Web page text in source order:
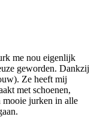
me nou eigenlijk
geworden. Dankzij
Ze heeft mij
met schoenen,
mooie jurken in alle